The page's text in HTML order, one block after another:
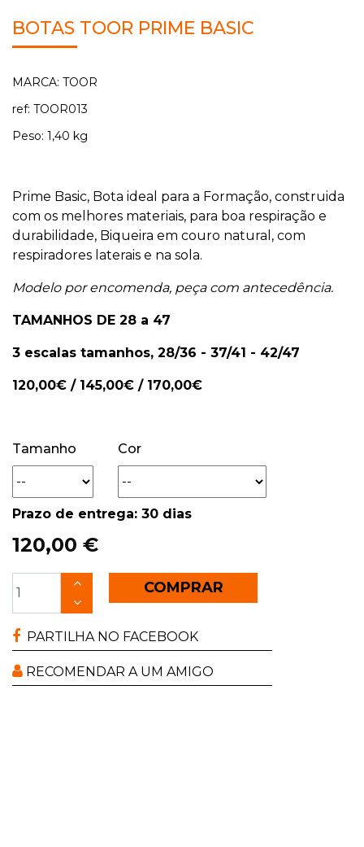
BOTAS TOOR PRIME BASIC
MARCA: TOOR
ref: TOOR013
Peso: 1,40 kg
Prime Basic, Bota ideal para a Formação, construida
com os melhores materiais, para boa respiração e
durabilidade, Biqueira em couro natural, com
respiradores laterais e na sola.
Modelo por encomenda, peça com antecedência.
TAMANHOS DE 28 a 47
3 escalas tamanhos, 28/36 - 37/41 - 42/47
120,00€ / 145,00€ / 170,00€
Tamanho Cor
Prazo de entrega: 30 dias
120,00 €
COMPRAR
PARTILHA NO FACEBOOK
RECOMENDAR A UM AMIGO